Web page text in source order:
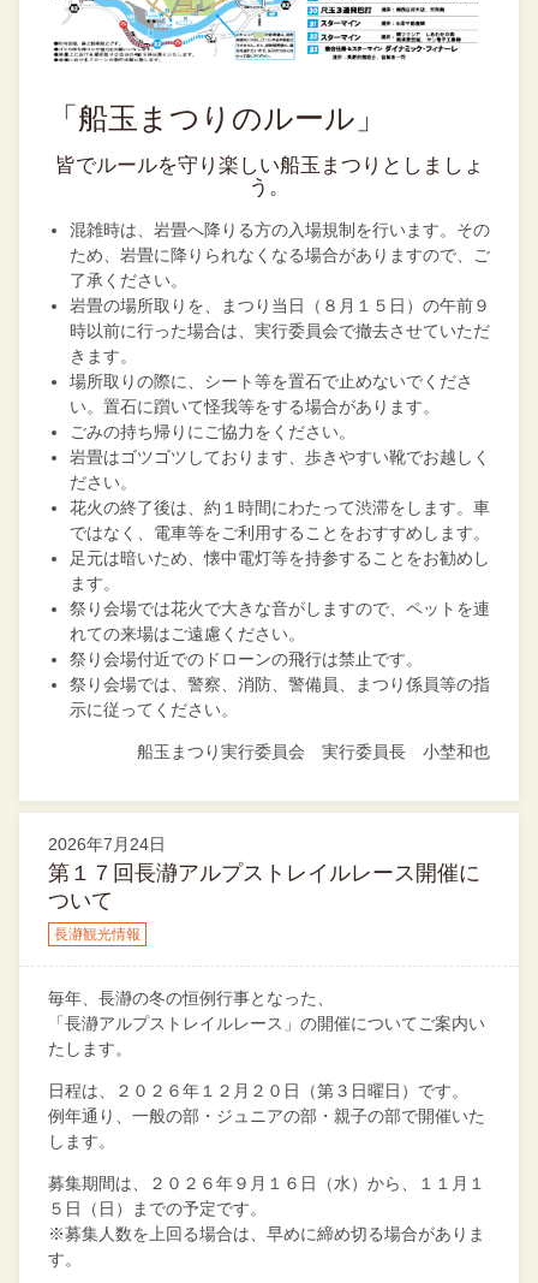
「船玉まつりのルール」
皆でルールを守り楽しい船玉まつりとしましょ
う。
混雑時は、岩畳へ降りる方の入場規制を行います。その
ため、岩畳に降りられなくなる場合がありますので、ご
了承ください。
岩畳の場所取りを、まつり当日（８月１５日）の午前９
時以前に行った場合は、実行委員会で撤去させていただ
きます。
場所取りの際に、シート等を置石で止めないでくださ
い。置石に躓いて怪我等をする場合があります。
ごみの持ち帰りにご協力をください。
岩畳はゴツゴツしております、歩きやすい靴でお越しく
ださい。
花火の終了後は、約１時間にわたって渋滞をします。車
ではなく、電車等をご利用することをおすすめします。
足元は暗いため、懐中電灯等を持参することをお勧めし
ます。
祭り会場では花火で大きな音がしますので、ペットを連
れての来場はご遠慮ください。
祭り会場付近でのドローンの飛行は禁止です。
祭り会場では、警察、消防、警備員、まつり係員等の指
示に従ってください。
船玉まつり実行委員会 実行委員長 小埜和也
2026年7月24日
第１７回長瀞アルプストレイルレース開催に
ついて
長瀞観光情報
毎年、長瀞の冬の恒例行事となった、
「長瀞アルプストレイルレース」の開催についてご案内い
たします。
日程は、２０２６年１２月２０日（第３日曜日）です。
例年通り、一般の部・ジュニアの部・親子の部で開催いた
します。
募集期間は、２０２６年９月１６日（水）から、１１月１
５日（日）までの予定です。
※募集人数を上回る場合は、早めに締め切る場合がありま
す。